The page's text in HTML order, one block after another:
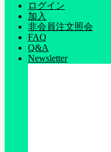
ログイン
加入
非会員注文照会
FAQ
Q&A
Newsletter